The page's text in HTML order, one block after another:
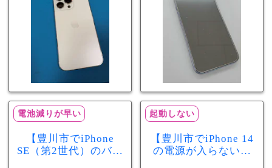
電池減りが早い
【豊川市でiPhone
SE（第2世代）のバッ
起動しない
【豊川市でiPhone 14
の電源が入らない修